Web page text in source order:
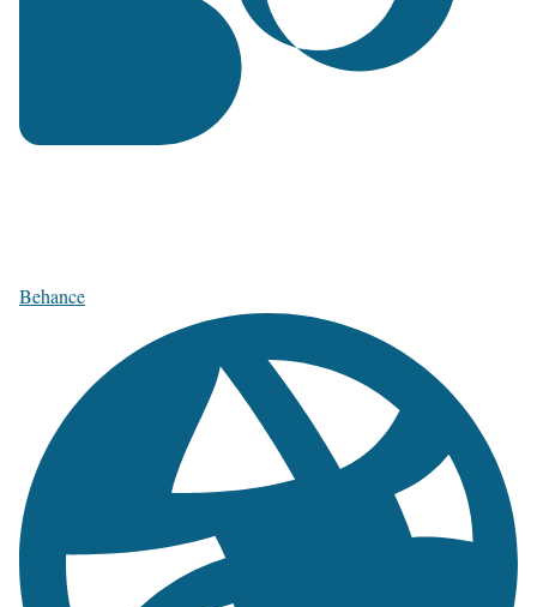
Behance